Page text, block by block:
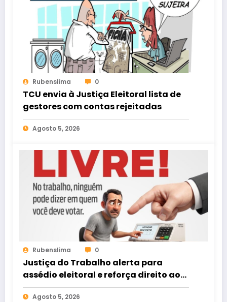
Rubenslima 0
TCU envia à Justiça Eleitoral lista de
gestores com contas rejeitadas
Agosto 5, 2026
Rubenslima 0
Justiça do Trabalho alerta para
assédio eleitoral e reforça direito ao
voto livre nas relações de trabalho
Agosto 5, 2026